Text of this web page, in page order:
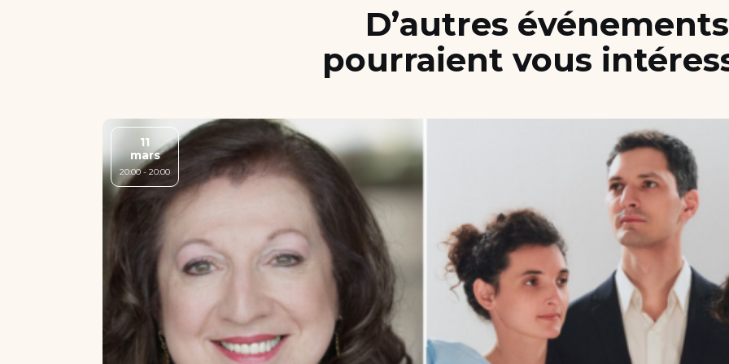
D’autres événements
pourraient vous
11
mars
20:00 - 20:00